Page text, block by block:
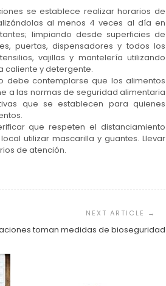
se establece realizar horarios de
al menos 4 veces al día en
limpiando desde superficies de
puertas, dispensadores y todos los
vajillas y mantelería utilizando
caliente y detergente.
debe contemplarse que los alimentos
a las normas de seguridad alimentaria
que se establecen para quienes
que respeten el distanciamiento
utilizar mascarilla y guantes. Llevar
de atención.
toman medidas de bioseguridad